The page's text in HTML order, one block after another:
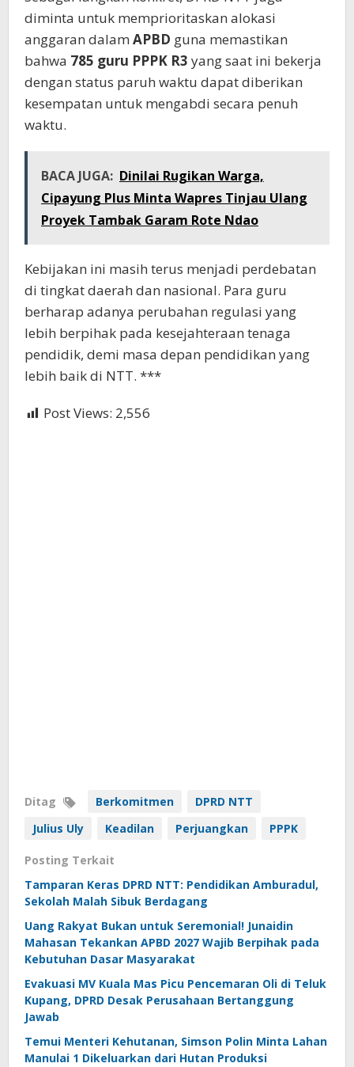
diminta untuk memprioritaskan alokasi
anggaran dalam APBD guna memastikan
bahwa 785 guru PPPK R3 yang saat ini bekerja
dengan status paruh waktu dapat diberikan
kesempatan untuk mengabdi secara penuh
waktu.
BACA JUGA: Dinilai Rugikan Warga,
Cipayung Plus Minta Wapres Tinjau Ulang
Proyek Tambak Garam Rote Ndao
Kebijakan ini masih terus menjadi perdebatan
di tingkat daerah dan nasional. Para guru
berharap adanya perubahan regulasi yang
lebih berpihak pada kesejahteraan tenaga
pendidik, demi masa depan pendidikan yang
lebih baik di NTT. ***
Post Views: 2,556
Ditag Berkomitmen
DPRD NTT
Julius Uly
Keadilan Perjuangkan PPPK
Posting Terkait
Tamparan Keras DPRD NTT: Pendidikan Amburadul,
Sekolah Malah Sibuk Berdagang
Uang Rakyat Bukan untuk Seremonial! Junaidin
Mahasan Tekankan APBD 2027 Wajib Berpihak pada
Kebutuhan Dasar Masyarakat
Evakuasi MV Kuala Mas Picu Pencemaran Oli di Teluk
Kupang, DPRD Desak Perusahaan Bertanggung
Jawab
Temui Menteri Kehutanan, Simson Polin Minta Lahan
Manulai 1 Dikeluarkan dari Hutan Produksi